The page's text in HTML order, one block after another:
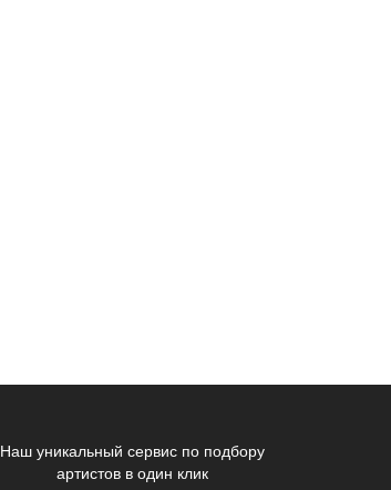
Наш уникальный сервис по подбору
артистов в один клик